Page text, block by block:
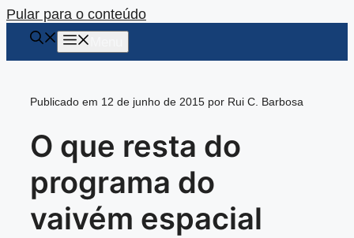
Pular para o conteúdo
Publicado em 12 de junho de 2015 por Rui C. Barbosa
O que resta do
programa do
vaivém espacial